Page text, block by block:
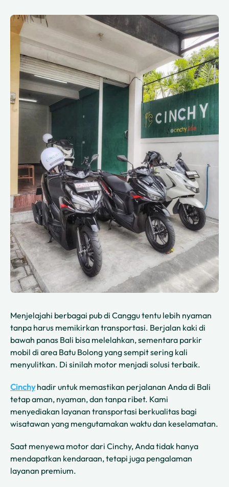
Menjelajahi berbagai pub di Canggu tentu lebih nyaman
tanpa harus memikirkan transportasi. Berjalan kaki di
bawah panas Bali bisa melelahkan, sementara parkir
mobil di area Batu Bolong yang sempit sering kali
menyulitkan. Di sinilah motor menjadi solusi terbaik.
Cinchyhadir untuk memastikan perjalanan Anda di Bali
tetap aman, nyaman, dan tanpa ribet. Kami
menyediakan layanan transportasi berkualitas bagi
wisatawan yang mengutamakan waktu dan keselamatan.
Saat menyewa motor dari Cinchy, Anda tidak hanya
mendapatkan kendaraan, tetapi juga pengalaman
layanan premium.